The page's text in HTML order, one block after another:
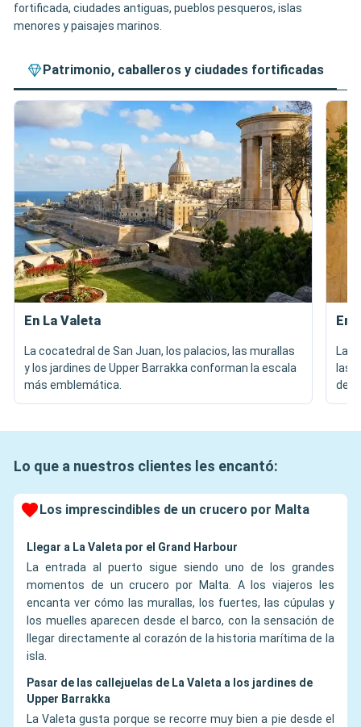
fortificada, ciudades antiguas, pueblos pesqueros, islas
menores y paisajes marinos.
Patrimonio, caballeros y ciudades fortificadas
En La Valeta
La cocatedral de San Juan, los palacios, las murallas
y los jardines de Upper Barrakka conforman la escala
más emblemática.
En
Las
las
del
Lo que a nuestros clientes les encantó:
Los imprescindibles de un crucero por Malta
Llegar a La Valeta por el Grand Harbour
La entrada al puerto sigue siendo uno de los grandes
momentos de un crucero por Malta. A los viajeros les
encanta ver cómo las murallas, los fuertes, las cúpulas y
los muelles aparecen desde el barco, con la sensación de
llegar directamente al corazón de la historia marítima de la
isla.
Pasar de las callejuelas de La Valeta a los jardines de
Upper Barrakka
La Valeta gusta porque se recorre muy bien a pie desde el